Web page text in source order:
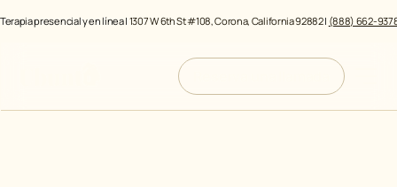
Terapia presencial y en línea | 1307 W 6th St #108, Corona, California 92882| (888) 662-